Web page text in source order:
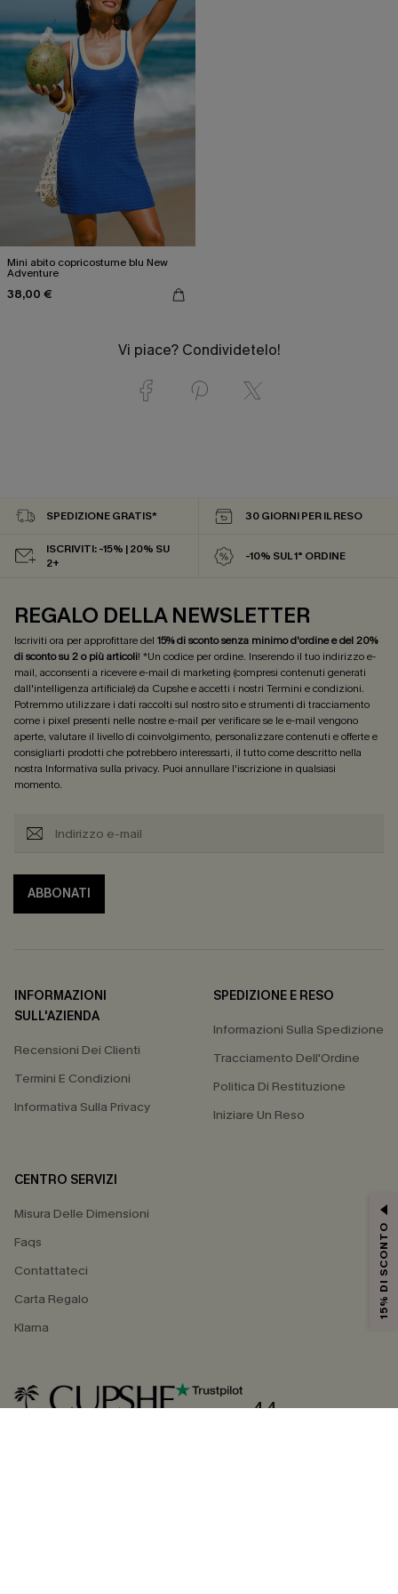
Mini abito copricostume blu New
Adventure
38,00 €
Vi piace? Condividetelo!
SPEDIZIONE GRATIS* 30 GIORNI PER IL RESO
ISCRIVITI: -15% | 20% SU
2+
-10% SUL 1° ORDINE
REGALO DELLA NEWSLETTER
Iscriviti ora per approfittare del 15% di sconto senza minimo d'ordine e del 20%
di sconto su 2 o più articoli! *Un codice per ordine. Inserendo il tuo indirizzo e-
mail, acconsenti a ricevere e-mail di marketing (compresi contenuti generati
dall'intelligenza artificiale) da Cupshe e accetti i nostri Termini e condizioni.
Potremmo utilizzare i dati raccolti sul nostro sito e strumenti di tracciamento
come i pixel presenti nelle nostre e-mail per verificare se le e-mail vengono
aperte, valutare il livello di coinvolgimento, personalizzare contenuti e offerte e
consigliarti prodotti che potrebbero interessarti, il tutto come descritto nella
nostra Informativa sulla privacy. Puoi annullare l'iscrizione in qualsiasi
momento.
ABBONATI
INFORMAZIONI
SULL'AZIENDA
Recensioni Dei Clienti
Termini E Condizioni
Informativa Sulla Privacy
SPEDIZIONE E RESO
Informazioni Sulla Spedizione
Tracciamento Dell'Ordine
Politica Di Restituzione
Iniziare Un Reso
CENTRO SERVIZI
Misura Delle Dimensioni
Faqs
Contattateci
Carta Regalo
Klarna
4.4
15% DI SCONTO